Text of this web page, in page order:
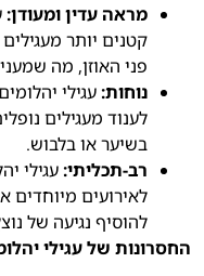
מראה עדין ומעודן:
קטנים יותר מעגילים
פני האוזן, מה
נוחות:עגילי
לענוד מעגילים
בשיער או בלבוש.
רב-תכליתי:עגילי
לאירועים מיוחדים
להוסיף נגיעה של
החסרונות של עגילי